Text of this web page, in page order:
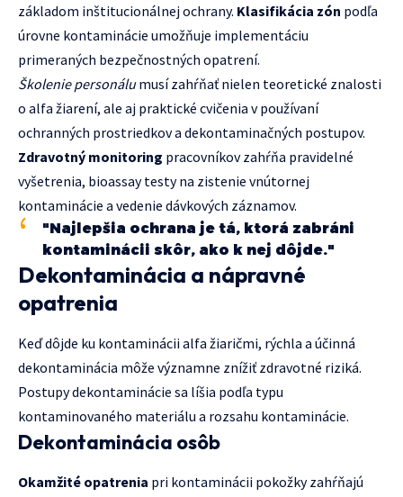
základom inštitucionálnej ochrany. Klasifikácia zón podľa
úrovne kontaminácie umožňuje implementáciu
primeraných bezpečnostných opatrení.
Školenie personálumusí zahŕňať nielen teoretické znalosti
o alfa žiarení, ale aj praktické cvičenia v používaní
ochranných prostriedkov a dekontaminačných postupov.
Zdravotný monitoring pracovníkov zahŕňa pravidelné
vyšetrenia, bioassay testy na zistenie vnútornej
kontaminácie a vedenie dávkových záznamov.
"Najlepšia ochrana je tá, ktorá zabráni
kontaminácii skôr, ako k nej dôjde."
Dekontaminácia a nápravné
opatrenia
Keď dôjde ku kontaminácii alfa žiaričmi, rýchla a účinná
dekontaminácia môže významne znížiť zdravotné riziká.
Postupy dekontaminácie sa líšia podľa typu
kontaminovaného materiálu a rozsahu kontaminácie.
Dekontaminácia osôb
Okamžité opatrenia pri kontaminácii pokožky zahŕňajú